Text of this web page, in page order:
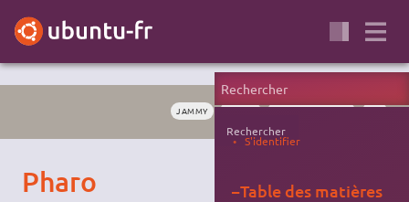
JAMMY NOBLE PROGRAMMATION IDE
Pharo
Rechercher
S'identifier
−Table des matières